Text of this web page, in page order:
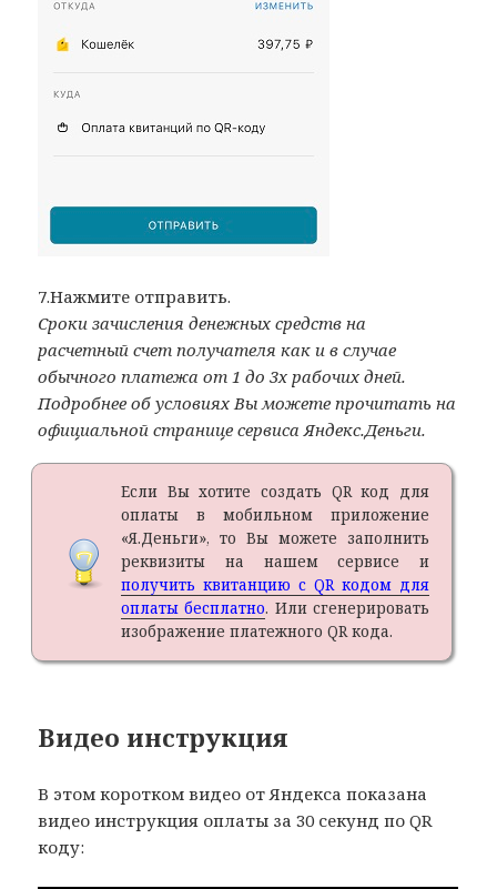
7.Нажмите отправить.
Сроки зачисления денежных средств на
расчетный счет получателя как и в случае
обычного платежа от 1 до 3х рабочих дней.
Подробнее об условиях Вы можете прочитать на
официальной странице сервиса Яндекс.Деньги.
Если Вы хотите создать QR код для
оплаты в мобильном приложение
«Я.Деньги», то Вы можете заполнить
реквизиты на нашем сервисе и
получить квитанцию с QR кодом для
оплаты бесплатно. Или сгенерировать
изображение платежного QR кода.
Видео инструкция
В этом коротком видео от Яндекса показана
видео инструкция оплаты за 30 секунд по QR
коду: